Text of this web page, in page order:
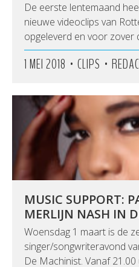
De eerste lentemaand
nieuwe videoclips van
opgeleverd en voor
1 MEI 2018 • CLIPS •
MUSIC SUPPORT:
MERLIJN NASH IN
Woensdag 1 maart is de
singer/songwriteravond
De Machinist. Vanaf